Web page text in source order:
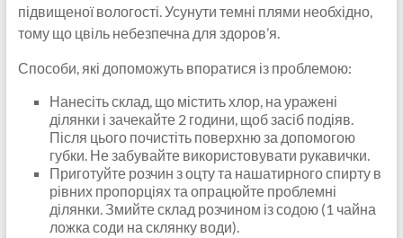
підвищеної вологості. Усунути темні плями необхідно,
тому що цвіль небезпечна для здоров’я.
Способи, які допоможуть впоратися із проблемою:
Нанесіть склад, що містить хлор, на уражені
ділянки і зачекайте 2 години, щоб засіб подіяв.
Після цього почистіть поверхню за допомогою
губки. Не забувайте використовувати рукавички.
Приготуйте розчин з оцту та нашатирного спирту в
рівних пропорціях та опрацюйте проблемні
ділянки. Змийте склад розчином із содою (1 чайна
ложка соди на склянку води).